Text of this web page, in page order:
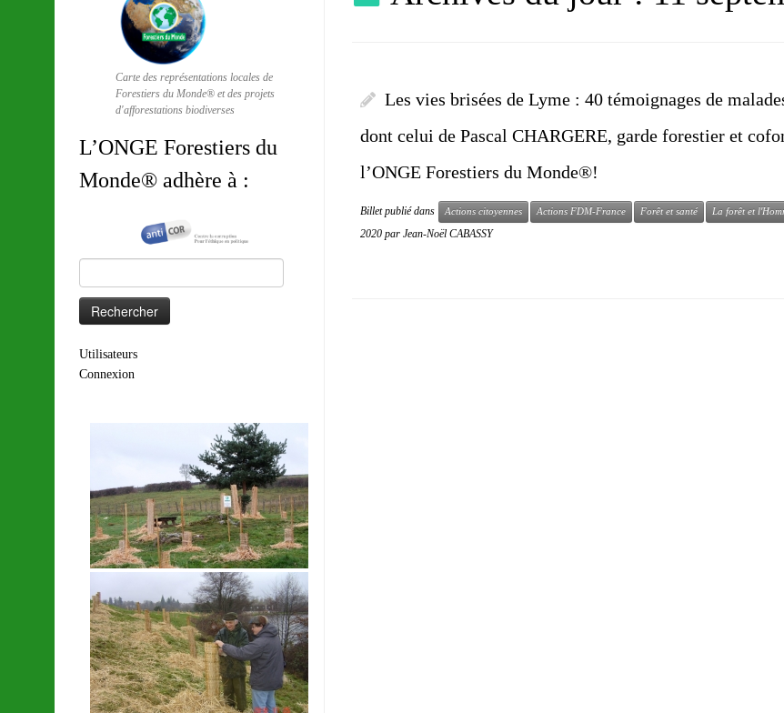
Carte des représentations locales de
Forestiers du Monde® et des projets
d'afforestations biodiverses
L’ONGE Forestiers du
Monde® adhère à :
Utilisateurs
Connexion
Les vies brisées de Lyme : 40 témoignages de
dont celui de Pascal CHARGERE, garde forestier et
l’ONGE Forestiers du Monde®!
Billet publié dans Actions citoyennes Actions FDM-France Forêt et santé La forêt et
2020 par Jean-Noël CABASSY